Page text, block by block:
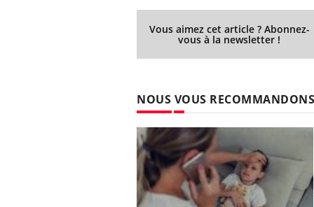
Vous aimez cet article ? Abonnez-
vous à la newsletter !
NOUS VOUS RECOMMANDONS